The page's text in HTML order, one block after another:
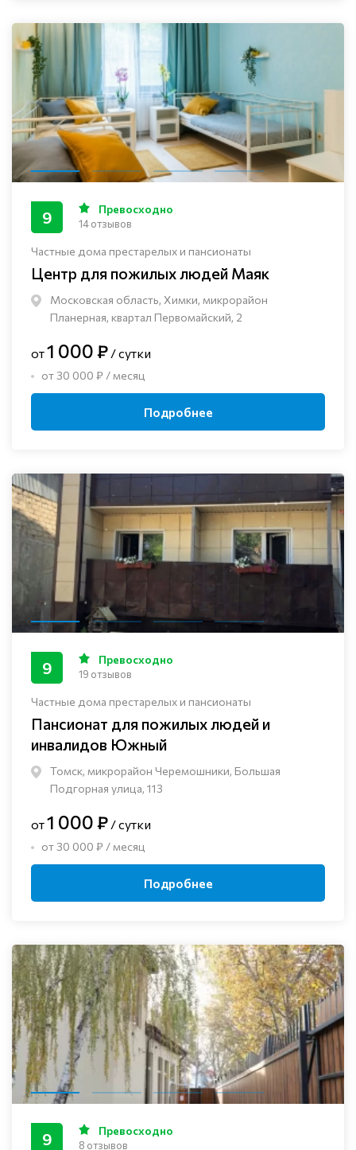
Частные дома престарелых и пансионаты
Центр для пожилых людей Маяк
Московская область, Химки, микрорайон
Планерная, квартал Первомайский, 2
9 Превосходно
14 отзывов
от1 000 ₽ / сутки
от 30 000 ₽ / месяц
Подробнее
Частные дома престарелых и пансионаты
Пансионат для пожилых людей и
инвалидов Южный
Томск, микрорайон Черемошники, Большая
Подгорная улица, 113
9 Превосходно
19 отзывов
от1 000 ₽ / сутки
от 30 000 ₽ / месяц
Подробнее
9 Превосходно
8 отзывов